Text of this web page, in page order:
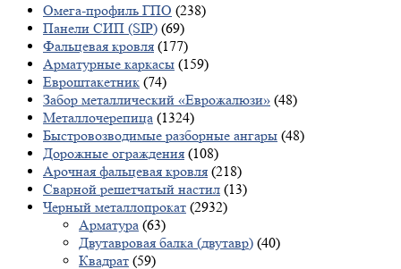
Омега-профиль ГПО (238)
Панели СИП (SIP) (69)
Фальцевая кровля (177)
Арматурные каркасы (159)
Евроштакетник (74)
Забор металлический «Еврожалюзи» (48)
Металлочерепица (1324)
Быстровозводимые разборные ангары (48)
Дорожные ограждения (108)
Арочная фальцевая кровля (218)
Сварной решетчатый настил (13)
Черный металлопрокат (2932)
Арматура (63)
Двутавровая балка (двутавр) (40)
Квадрат (59)